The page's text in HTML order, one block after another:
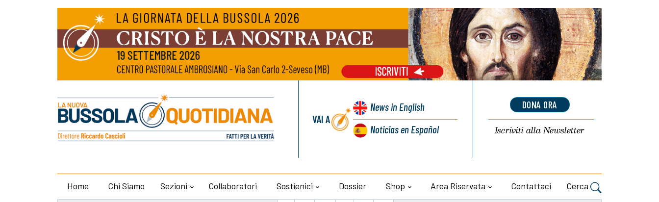
VAI A
Newsin English
Noticiasen Español
DONA ORA
Iscriviti allaNewsletter
Home Chi Siamo Sezioni Collaboratori Sostienici Dossier Shop Area Riservata Contattaci Cerca